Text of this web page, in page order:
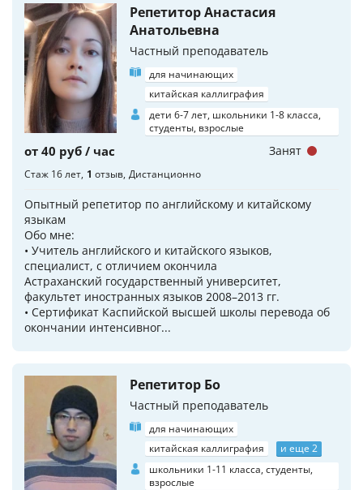
Репетитор Анастасия
Анатольевна
Частный преподаватель
для начинающих
китайская каллиграфия
дети 6-7 лет, школьники 1-8 класса,
студенты, взрослые
от 40 руб / час
Стаж 16 лет 1 отзыв Дистанционно
Опытный репетитор по английскому и китайскому
языкам
Обо мне:
• Учитель английского и китайского языков,
специалист, с отличием окончила
Астраханский государственный университет,
факультет иностранных языков 2008–2013 гг.
• Сертификат Каспийской высшей школы перевода об
окончании интенсивног...
Занят
Репетитор Бо
Частный преподаватель
для начинающих
китайская каллиграфия
и еще 2
школьники 1-11 класса, студенты,
взрослые